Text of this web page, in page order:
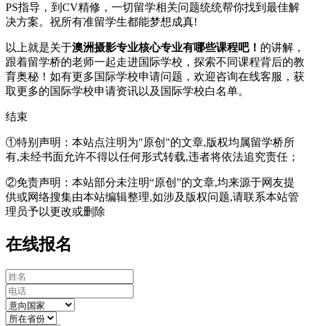
PS指导，到CV精修，一切留学相关问题统统帮你找到最佳解
决方案。祝所有准留学生都能梦想成真!
以上就是关于澳洲摄影专业核心专业有哪些课程吧！ 的讲解，
跟着留学桥的老师一起走进国际学校，探索不同课程背后的教
育奥秘！如有更多国际学校申请问题，欢迎咨询在线客服 ，获
取更多的国际学校申请资讯以及国际学校白名单。
结束
①特别声明：本站点注明为"原创"的文章,版权均属留学桥所
有,未经书面允许不得以任何形式转载,违者将依法追究责任；
②免责声明：本站部分未注明“原创”的文章,均来源于网友提
供或网络搜集由本站编辑整理,如涉及版权问题,请联系本站管
理员予以更改或删除
在线报名